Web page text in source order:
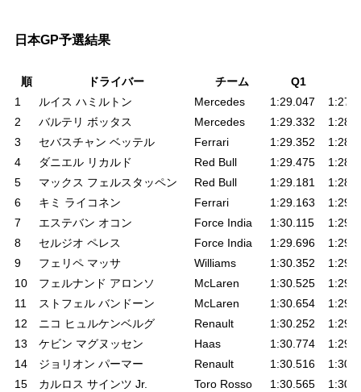
日本GP予選結果
順 ドライバー チーム Q1
1
ルイス ハミルトン Mercedes 1:29.047
2
バルテリ ボッタス Mercedes 1:29.332
3
セバスチャン ベッテル Ferrari 1:29.352
4
ダニエル リカルド Red Bull 1:29.475
5
マックス フェルスタッペン Red Bull 1:29.181
6
キミ ライコネン Ferrari 1:29.163
7
エステバン オコン Force India 1:30.115
8
セルジオ ペレス Force India 1:29.696
9
フェリペ マッサ Williams 1:30.352
10
フェルナンド アロンソ McLaren 1:30.525
11
ストフェル バンドーン McLaren 1:30.654
12
ニコ ヒュルケンベルグ Renault 1:30.252
13
ケビン マグヌッセン Haas 1:30.774
14
ジョリオン パーマー Renault 1:30.516
15
カルロス サインツ Jr. Toro Rosso 1:30.565